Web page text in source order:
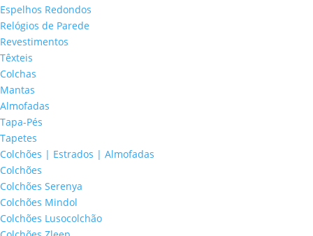
Espelhos Redondos
Relógios de Parede
Revestimentos
Têxteis
Colchas
Mantas
Almofadas
Tapa-Pés
Tapetes
Colchões | Estrados | Almofadas
Colchões
Colchões Serenya
Colchões Mindol
Colchões Lusocolchão